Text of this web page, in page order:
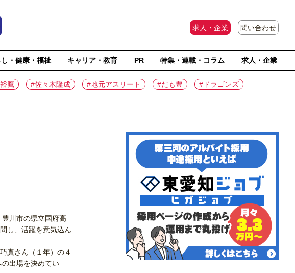
求人・企業 問い合わせ
し・健康・福祉 キャリア・教育 PR 特集・連載・コラム 求人・企業
鷹 #佐々木隆成 #地元アスリート #だも豊 #ドラゴンズ
川市の県立国府高
し、活躍を意気込ん
真さん（１年）の４
出場を決めてい